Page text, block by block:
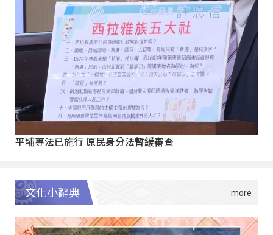
平埔專法已施行 原民身分法暫緩審查
文化小辭典